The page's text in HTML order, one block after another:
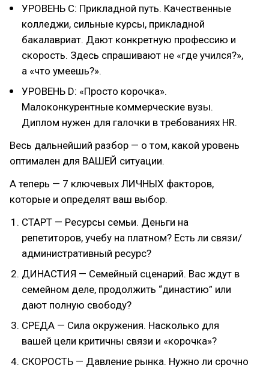
УРОВЕНЬ С: Прикладной путь. Качественные
колледжи, сильные курсы, прикладной
бакалавриат. Дают конкретную профессию и
скорость. Здесь спрашивают не «где учился?»,
а «что умеешь?».
УРОВЕНЬ D: «Просто корочка».
Малоконкурентные коммерческие вузы.
Диплом нужен для галочки в требованиях HR.
Весь дальнейший разбор — о том, какой уровень
оптимален для ВАШЕЙ ситуации.
А теперь — 7 ключевых ЛИЧНЫХ факторов,
которые и определят ваш выбор.
СТАРТ — Ресурсы семьи. Деньги на
репетиторов, учебу на платном? Есть ли связи/
административный ресурс?
ДИНАСТИЯ — Семейный сценарий. Вас ждут в
семейном деле, продолжить “династию” или
дают полную свободу?
СРЕДА — Сила окружения. Насколько для
вашей цели критичны связи и «корочка»?
СКОРОСТЬ — Давление рынка. Нужно ли срочно